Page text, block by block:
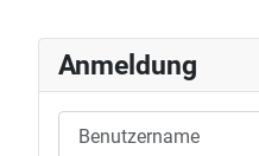
Anmeldung